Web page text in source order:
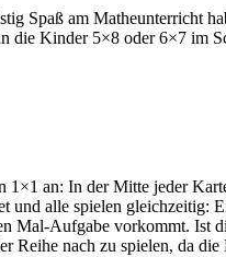
Spaß am Matheunterricht
Kinder 5×8 oder 6×7 im
an: In der Mitte jeder
alle spielen gleichzeitig:
Mal-Aufgabe vorkommt. Ist
Reihe nach zu spielen, da